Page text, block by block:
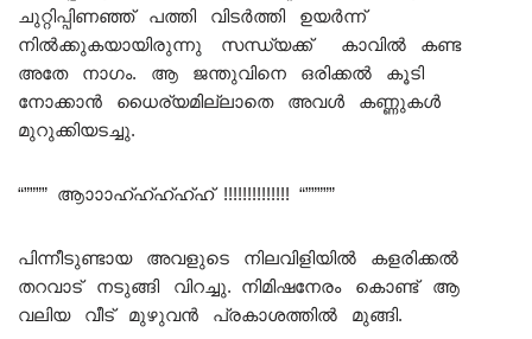
ചുറ്റിപ്പിണഞ്ഞ് പത്തി വിടർത്തി ഉയർന്ന്
നിൽക്കുകയായിരുന്നു സന്ധ്യക്ക്‌ കാവിൽ കണ്ട
അതേ നാഗം. ആ ജന്തുവിനെ ഒരിക്കൽ കൂടി
നോക്കാൻ ധൈര്യമില്ലാതെ അവൾ കണ്ണുകൾ
മുറുക്കിയടച്ചു.
“”””” ആാാാഹ്ഹ്ഹ്ഹ്ഹ് !!!!!!!!!!!!!! “”””””
പിന്നീടുണ്ടായ അവളുടെ നിലവിളിയിൽ കളരിക്കൽ
തറവാട് നടുങ്ങി വിറച്ചു. നിമിഷനേരം കൊണ്ട് ആ
വലിയ വീട് മുഴുവൻ പ്രകാശത്തിൽ മുങ്ങി.